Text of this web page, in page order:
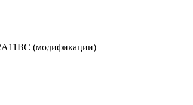
(модификации)